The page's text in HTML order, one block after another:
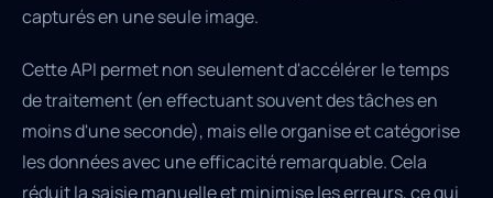
capturés en une seule image.
Cette API permet non seulement d'accélérer le temps
de traitement (en effectuant souvent des tâches en
moins d'une seconde), mais elle organise et catégorise
les données avec une efficacité remarquable. Cela
réduit la saisie manuelle et minimise les erreurs, ce qui